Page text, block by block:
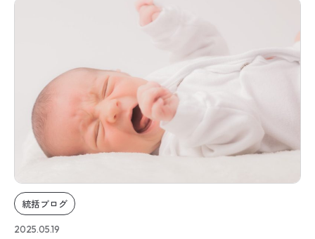
統括ブログ
2025.05.19